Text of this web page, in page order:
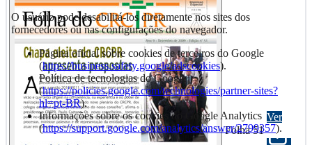
Folha 51
Ver
O usuário pode desabilitá-los diretamente nos sites dos
fornecedores ou nas configurações do navegador.
Página oficial sobre cookies de terceiros do Google
(https://business.safety.google/adscookies).
Política de tecnologias do Google
(https://policies.google.com/technologies/partner-sites?
hl=pt-BR).
Informações sobre os cookies do Google Analytics
(https://support.google.com/analytics/answer/2799357).